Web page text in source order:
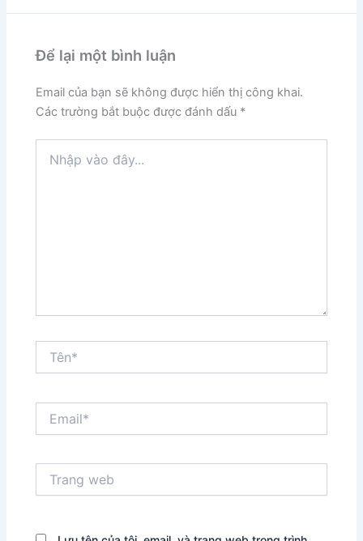
Để lại một bình luận
Email của bạn sẽ không được hiển thị công khai.
Các trường bắt buộc được đánh dấu *
vào
web